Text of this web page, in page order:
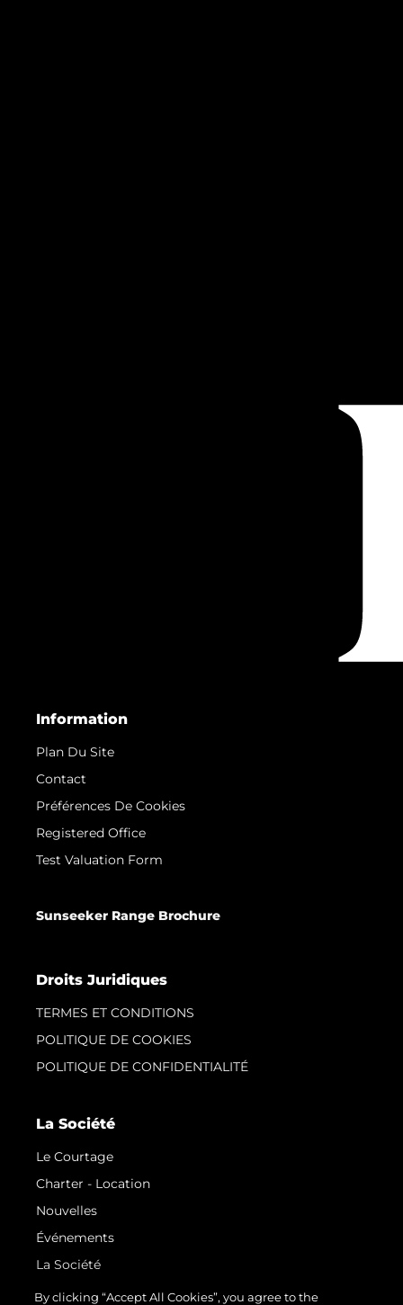
Information
Plan Du Site
Contact
Préférences De Cookies
Registered Office
Test Valuation Form
Sunseeker Range Brochure
Droits Juridiques
TERMES ET CONDITIONS
POLITIQUE DE COOKIES
POLITIQUE DE CONFIDENTIALITÉ
La Société
Le Courtage
Charter - Location
Nouvelles
Événements
La Société
Notre Équipe
By clicking “Accept All Cookies”, you agree to the